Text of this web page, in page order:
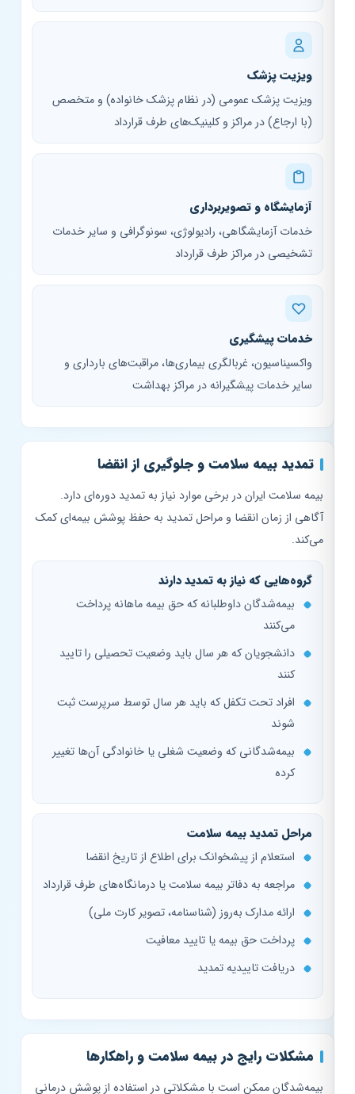
ویزیت پزشک
ویزیت پزشک عمومی (در نظام پزشک خانواده) و متخصص
(با ارجاع) در مراکز و کلینیک‌های طرف قرارداد
آزمایشگاه و تصویربرداری
خدمات آزمایشگاهی، رادیولوژی، سونوگرافی و سایر خدمات
تشخیصی در مراکز طرف قرارداد
خدمات پیشگیری
واکسیناسیون، غربالگری بیماری‌ها، مراقبت‌های بارداری و
سایر خدمات پیشگیرانه در مراکز بهداشت
تمدید بیمه سلامت و جلوگیری از انقضا
بیمه سلامت ایران در برخی موارد نیاز به تمدید دوره‌ای دارد.
آگاهی از زمان انقضا و مراحل تمدید به حفظ پوشش بیمه‌ای کمک
می‌کند.
گروه‌هایی که نیاز به تمدید دارند
بیمه‌شدگان داوطلبانه که حق بیمه ماهانه پرداخت
می‌کنند
دانشجویان که هر سال باید وضعیت تحصیلی را تایید
افراد تحت تکفل که باید هر سال توسط سرپرست ثبت
شوند
بیمه‌شدگانی که وضعیت شغلی یا خانوادگی آن‌ها تغییر
مراحل تمدید بیمه سلامت
استعلام از پیشخوانک برای اطلاع از تاریخ انقضا
مراجعه به دفاتر بیمه سلامت یا درمانگاه‌های طرف قرارداد
ارائه مدارک به‌روز (شناسنامه، تصویر کارت ملی)
پرداخت حق بیمه یا تایید معافیت
دریافت تاییدیه تمدید
مشکلات رایج در بیمه سلامت و راهکارها
بیمه‌شدگان ممکن است با مشکلاتی در استفاده از پوشش درمانی